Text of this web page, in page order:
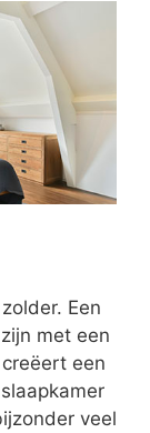
Een
met een
een
veel